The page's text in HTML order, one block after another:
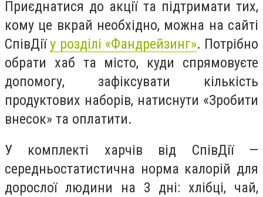
Приєднатися до акції та підтримати тих,
кому це вкрай необхідно, можна на сайті
СпівДіїу розділі «Фандрейзинг». Потрібно
обрати хаб та місто, куди спрямовуєте
допомогу, зафіксувати кількість
продуктових наборів, натиснути «Зробити
внесок» та оплатити.
У комплекті харчів від СпівДії —
середньостатистична норма калорій для
дорослої людини на 3 дні: хлібці, чай,